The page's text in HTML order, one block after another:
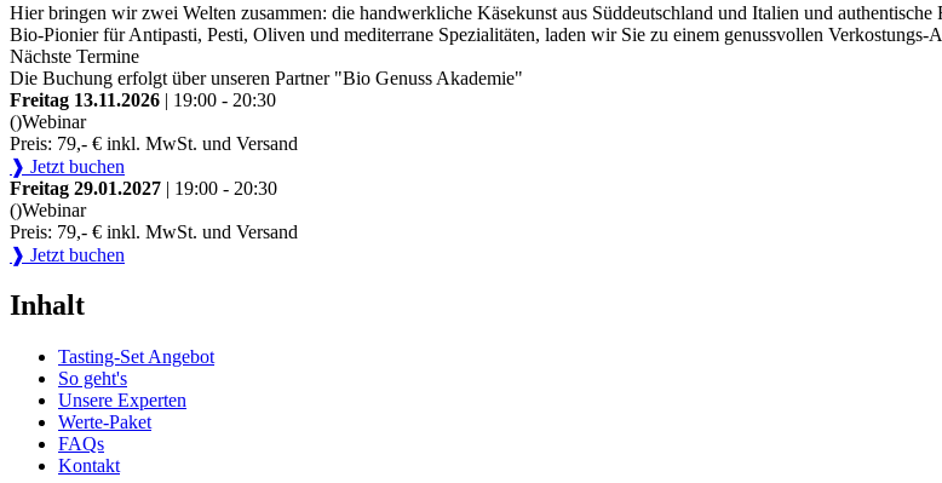
Hier bringen wir zwei Welten zusammen: die handwerkliche Käsekunst aus Süddeutschland und Italien und
Bio-Pionier für Antipasti, Pesti, Oliven und mediterrane Spezialitäten, laden wir Sie zu einem genussvollen Verkostungs-
Nächste Termine
Die Buchung erfolgt über unseren Partner "Bio Genuss Akademie"
Freitag 13.11.2026 | 19:00 - 20:30
()Webinar
Preis: 79,- € inkl. MwSt. und Versand
❱ Jetzt buchen
Freitag 29.01.2027 | 19:00 - 20:30
()Webinar
Preis: 79,- € inkl. MwSt. und Versand
❱ Jetzt buchen
Inhalt
Tasting-Set Angebot
So geht's
Unsere Experten
Werte-Paket
FAQs
Kontakt